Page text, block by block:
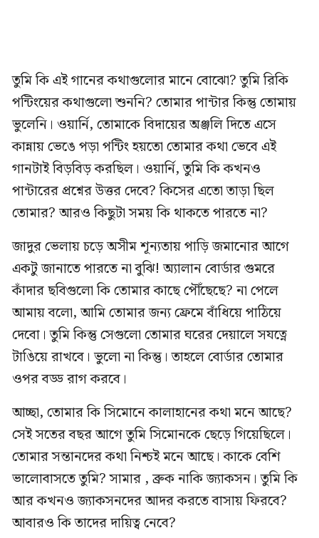
তুমি কি এই গানের কথাগুলোর মানে বোঝো? তুমি রিকি
পন্টিংয়ের কথাগুলো শুননি? তোমার পান্টার কিন্তু তোমায়
ভুলেনি। ওয়ার্নি, তোমাকে বিদায়ের অঞ্জলি দিতে এসে
কান্নায় ভেঙে পড়া পন্টিং হয়তো তোমার কথা ভেবে এই
গানটাই বিড়বিড় করছিল। ওয়ার্নি, তুমি কি কখনও
পান্টারের প্রশ্নের উত্তর দেবে? কিসের এতো তাড়া ছিল
তোমার? আরও কিছুটা সময় কি থাকতে পারতে না?
জাদুর ভেলায় চড়ে অসীম শূন্যতায় পাড়ি জমানোর আগে
একটু জানাতে পারতে না বুঝি! অ্যালান বোর্ডার গুমরে
কাঁদার ছবিগুলো কি তোমার কাছে পৌঁছেছে? না পেলে
আমায় বলো, আমি তোমার জন্য ফ্রেমে বাঁধিয়ে পাঠিয়ে
দেবো। তুমি কিন্তু সেগুলো তোমার ঘরের দেয়ালে সযত্নে
টাঙিয়ে রাখবে। ভুলো না কিন্তু। তাহলে বোর্ডার তোমার
ওপর বড্ড রাগ করবে।
আচ্ছা, তোমার কি সিমোনে কালাহানের কথা মনে আছে?
সেই সতের বছর আগে ‍তুমি সিমোনকে ছেড়ে গিয়েছিলে।
তোমার সন্তানদের কথা নিশ্চই মনে আছে। কাকে বেশি
ভালোবাসতে তুমি? সামার , ব্রুক নাকি জ্যাকসন। তুমি কি
আর কখনও জ্যাকসনদের আদর করতে বাসায় ফিরবে?
আবারও কি তাদের দায়িত্ব নেবে?